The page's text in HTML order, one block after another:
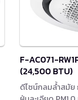
F-AC071-
(24,500 BTU)
ดีไซน์กลมล้ำสมัย